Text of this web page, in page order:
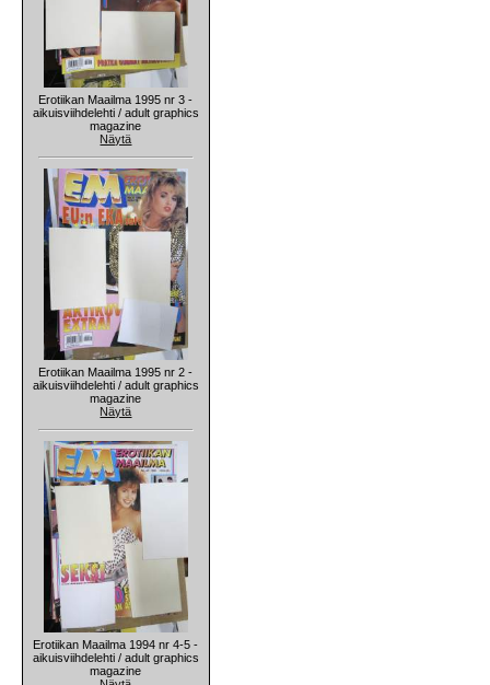
Erotiikan Maailma 1995 nr 3 -
aikuisviihdelehti / adult graphics
magazine
Näytä
Erotiikan Maailma 1995 nr 2 -
aikuisviihdelehti / adult graphics
magazine
Näytä
Erotiikan Maailma 1994 nr 4-5 -
aikuisviihdelehti / adult graphics
magazine